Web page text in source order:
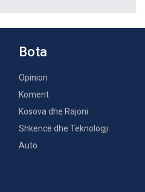
Bota
Opinion
Koment
Kosova dhe Rajoni
Shkencë dhe Teknologji
Auto